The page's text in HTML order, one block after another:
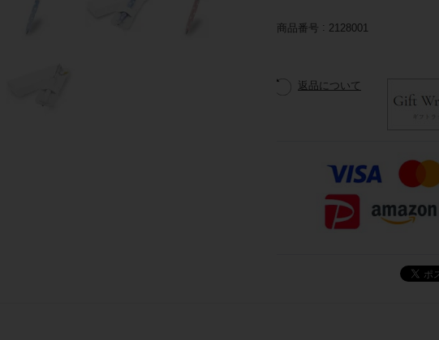
商品番号 2128001
返品について